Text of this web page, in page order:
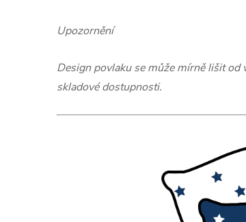
Upozornění
Design povlaku se může mírně lišit
skladové dostupnosti.